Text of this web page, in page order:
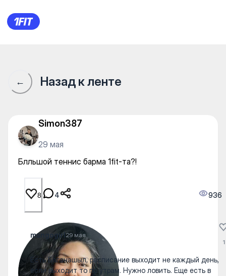
Блльшой теннис барма 1fit-
← Назад к ленте
Simon387
29 мая
Блльшой теннис барма 1fit-та?!
8 4 936
mangogirl29 мая
Есть Баганашыл, расписание выходит не каждый день,
если выходит то по утрам. Нужно ловить. Еще есть в
1